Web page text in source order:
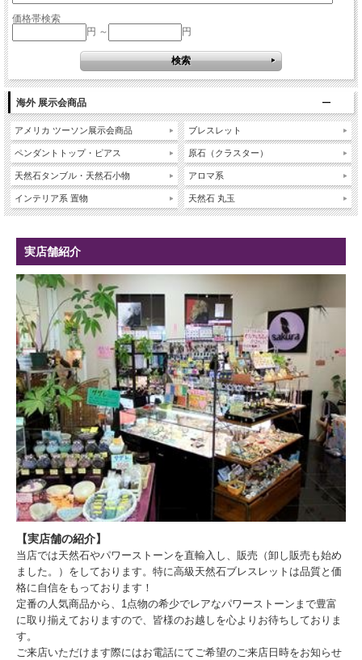
価格帯検索
円 ～
円
海外 展示会商品
アメリカ ツーソン展示会商品
ペンダントトップ・ピアス
天然石タンブル・天然石小物
インテリア系 置物
ブレスレット
原石（クラスター）
アロマ系
天然石 丸玉
実店舗紹介
【実店舗の紹介】
当店では天然石やパワーストーンを直輸入し、販売（卸し販売も始め
ました。）をしております。特に高級天然石ブレスレットは品質と価
格に自信をもっております！
定番の人気商品から、1点物の希少でレアなパワーストーンまで豊富
に取り揃えておりますので、皆様のお越しを心よりお待ちしておりま
す。
ご来店いただけます際にはお電話にてご希望のご来店日時をお知らせ